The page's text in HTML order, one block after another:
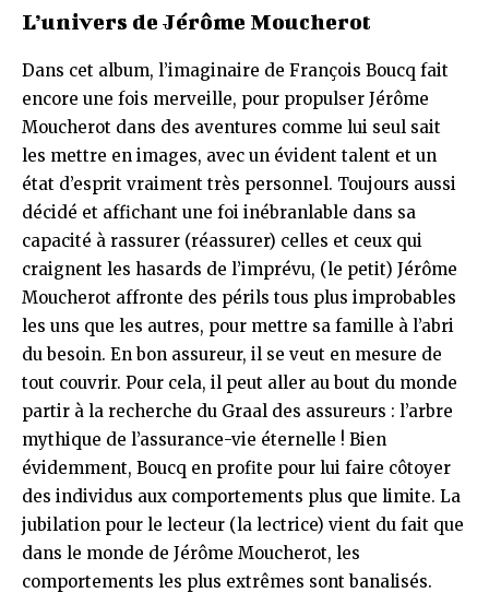
L’univers de Jérôme Moucherot
Dans cet album, l’imaginaire de François Boucq fait
encore une fois merveille, pour propulser Jérôme
Moucherot dans des aventures comme lui seul sait
les mettre en images, avec un évident talent et un
état d’esprit vraiment très personnel. Toujours aussi
décidé et affichant une foi inébranlable dans sa
capacité à rassurer (réassurer) celles et ceux qui
craignent les hasards de l’imprévu, (le petit) Jérôme
Moucherot affronte des périls tous plus improbables
les uns que les autres, pour mettre sa famille à l’abri
du besoin. En bon assureur, il se veut en mesure de
tout couvrir. Pour cela, il peut aller au bout du monde
partir à la recherche du Graal des assureurs : l’arbre
mythique de l’assurance-vie éternelle ! Bien
évidemment, Boucq en profite pour lui faire côtoyer
des individus aux comportements plus que limite. La
jubilation pour le lecteur (la lectrice) vient du fait que
dans le monde de Jérôme Moucherot, les
comportements les plus extrêmes sont banalisés.